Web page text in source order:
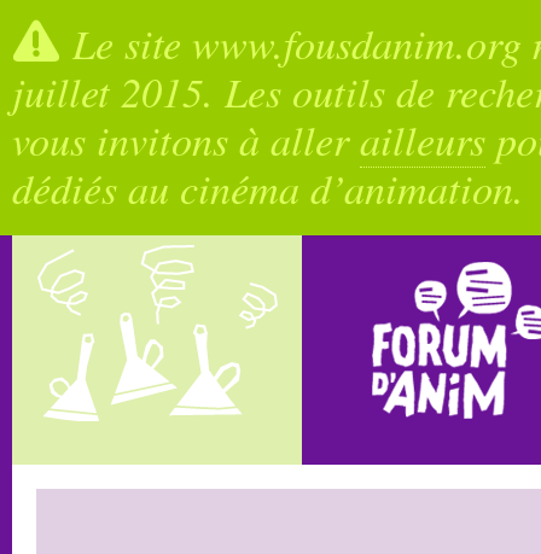
Le site
juillet 2015. Les outils de
vous invitons à allerailleurs
dédiés au cinéma d’animation.